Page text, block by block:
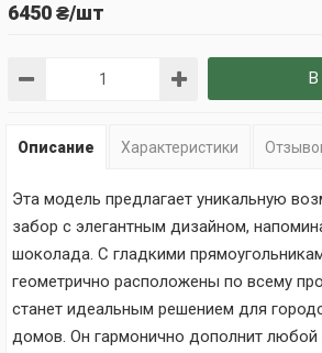
6450 ₴/шт
В
Описание Характеристики
Эта модель предлагает уникальную
забор с элегантным дизайном,
шоколада. С гладкими
геометрично расположены по всему
станет идеальным решением для
домов. Он гармонично дополнит любой